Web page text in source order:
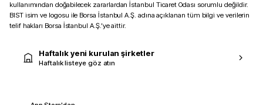
kullanımından doğabilecek zararlardan İstanbul Ticaret Odası sorumlu değildir.
BIST isim ve logosu ile Borsa İstanbul A.Ş. adına açıklanan tüm bilgi ve verilerin
telif hakları Borsa İstanbul A.Ş.’ye aittir.
Haftalık yeni kurulan şirketler
Haftalık listeye göz atın